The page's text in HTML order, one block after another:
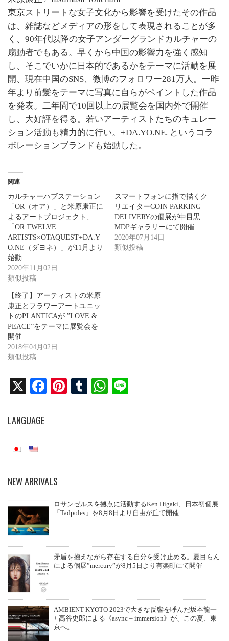
東京ストリートな女子文化から影響を受けたその作品
は、雑誌などメディアの形をして表現されることが多
く、90年代以降の女子アンダーグランドカルチャーの
扇動者でもある。早くから中国の影響力を強く感知
し、そこでいかに日本的であるかをテーマに活動を展
開、現在中国のSNS、微博のフォロワー281万人。一昨
年より前髪をテーマに写真に自らがペイントした作品
を発表。二年間で10回以上の展覧会を国内外で開催
し、大好評を得る。若いアーティストたちのキュレー
ション活動も精力的に行い。+DA.YO.NE. というコラ
ボレーションブランドも始動した。
関連
カルチャーハブステーション
「OR（オア）」と米原康正に
よるアートプロジェクト、
「OR TWELVE
ARTISTS×OTAQUEST+DA.Y
O.NE（ダヨネ）」が11月より
始動
2020年11月02日
類似投稿
スマートフォンに指で描くク
リエイターCOIN PARKING
DELIVERYの個展が中目黒
MDPギャラリーにて開催
2020年07月14日
類似投稿
【終了】アーティストの米原
康正とフラワーアートユニッ
トのPLANTICAが ”LOVE &
PEACE”をテーマに展覧会を
開催
2018年04月02日
類似投稿
X
Fa
ok
Pi
es
T
bl
W
A
LANGUAGE
NEW ARRIVALS
ロサンゼルスを拠点に活動するKen Higaki、日本初個展
「Tadpoles」を8月8日より自由が丘で開催
矛盾を抱えながら存在する自分を受け止める。夏目らん
による個展”mercury”が8月5日より有楽町にて開催
AMBIENT KYOTO 2023で大きな反響を呼んだ坂本龍一
+ 高谷史郎による《async – immersion》が、この夏、東
京へ。